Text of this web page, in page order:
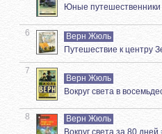
Юные путешественники
6
Верн Жюль
Путешествие к центру
7
Верн Жюль
Вокруг света в
8
Верн Жюль
Вокруг света за 80